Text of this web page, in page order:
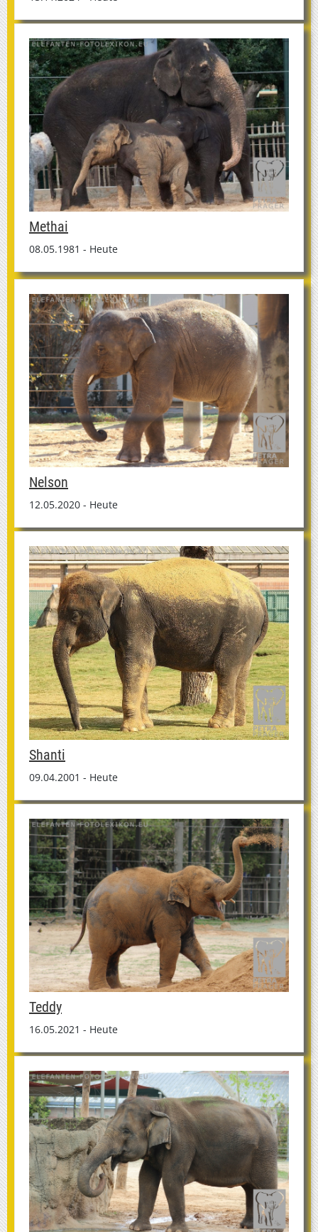
Methai
08.05.1981 - Heute
Nelson
12.05.2020 - Heute
Shanti
09.04.2001 - Heute
Teddy
16.05.2021 - Heute